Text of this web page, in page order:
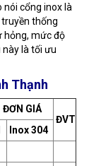
nói cổng inox là
truyền thống
hỏng, mức độ
là tối ưu
Thạnh
ĐƠN GIÁ
ĐVT
Inox 304